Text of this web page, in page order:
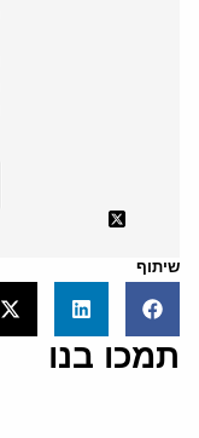
שיתוף
תמכו בנו